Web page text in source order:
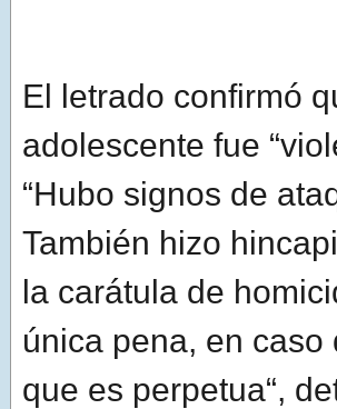
El letrado confirmó
adolescente fue
“Hubo signos de
También hizo
la carátula de
única pena, en
que es perpetua“,